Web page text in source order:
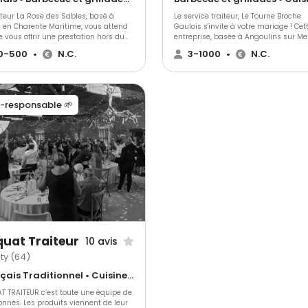
La Rose des Sables, basé à
en Charente Maritime, vous attend
vous offrir une prestation hors du
Il vous garantit sa disponibilité
une attention particulière à
mais aussi de s'occuper de
générale de votre mariage,
de la décoration et du service en
en vous donnant la possibilité
la vaisselle et le matériel de
500 • N.C.
Le service traiteur, Le Tourne Broche
Gaulois s'invite à votre mariage !
entreprise, basée à Angoulins sur
Charente Maritime, vous propose des
prestations événementielles pour
3-1000 • N.C.
responsable 🌱
Traiteur 10 avis
(64)
Français Traditionnel • Cuisine régionale • Gastronomique
TRAITEUR c’est toute une équipe de
Les produits viennent de leur